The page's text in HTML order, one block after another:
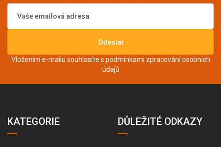
Odeslat
Vložením e-mailu souhlasíte s podmínkami zpracování osobních
údajů
KATEGORIE DŮLEŽITÉ ODKAZY